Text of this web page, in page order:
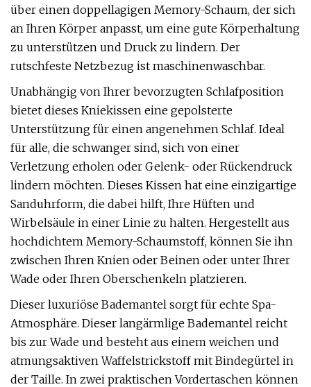
über einen doppellagigen Memory-Schaum, der sich
an Ihren Körper anpasst, um eine gute Körperhaltung
zu unterstützen und Druck zu lindern. Der
rutschfeste Netzbezug ist maschinenwaschbar.
Unabhängig von Ihrer bevorzugten Schlafposition
bietet dieses Kniekissen eine gepolsterte
Unterstützung für einen angenehmen Schlaf. Ideal
für alle, die schwanger sind, sich von einer
Verletzung erholen oder Gelenk- oder Rückendruck
lindern möchten. Dieses Kissen hat eine einzigartige
Sanduhrform, die dabei hilft, Ihre Hüften und
Wirbelsäule in einer Linie zu halten. Hergestellt aus
hochdichtem Memory-Schaumstoff, können Sie ihn
zwischen Ihren Knien oder Beinen oder unter Ihrer
Wade oder Ihren Oberschenkeln platzieren.
Dieser luxuriöse Bademantel sorgt für echte Spa-
Atmosphäre. Dieser langärmlige Bademantel reicht
bis zur Wade und besteht aus einem weichen und
atmungsaktiven Waffelstrickstoff mit Bindegürtel in
der Taille. In zwei praktischen Vordertaschen können